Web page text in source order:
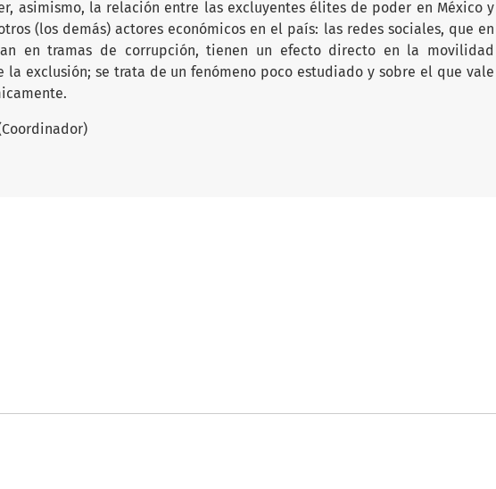
asimismo, la relación entre las excluyentes élites de poder en México y
(los demás) actores económicos en el país: las redes sociales, que en
en tramas de corrupción, tienen un efecto directo en la movilidad
la exclusión; se trata de un fenómeno poco estudiado y sobre el que vale